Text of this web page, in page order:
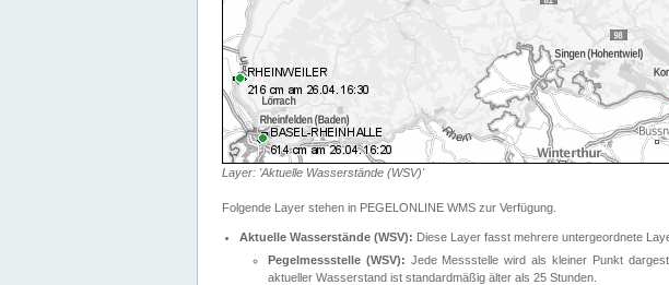
Layer: 'Aktuelle Wasserstände (WSV)'
Folgende Layer stehen in PEGELONLINE WMS zur Verfügung.
Aktuelle Wasserstände (WSV): Diese Layer fasst mehrere untergeordnete
Pegelmessstelle (WSV): Jede Messstelle wird als kleiner Punkt
aktueller Wasserstand ist standardmäßig älter als 25 Stunden.